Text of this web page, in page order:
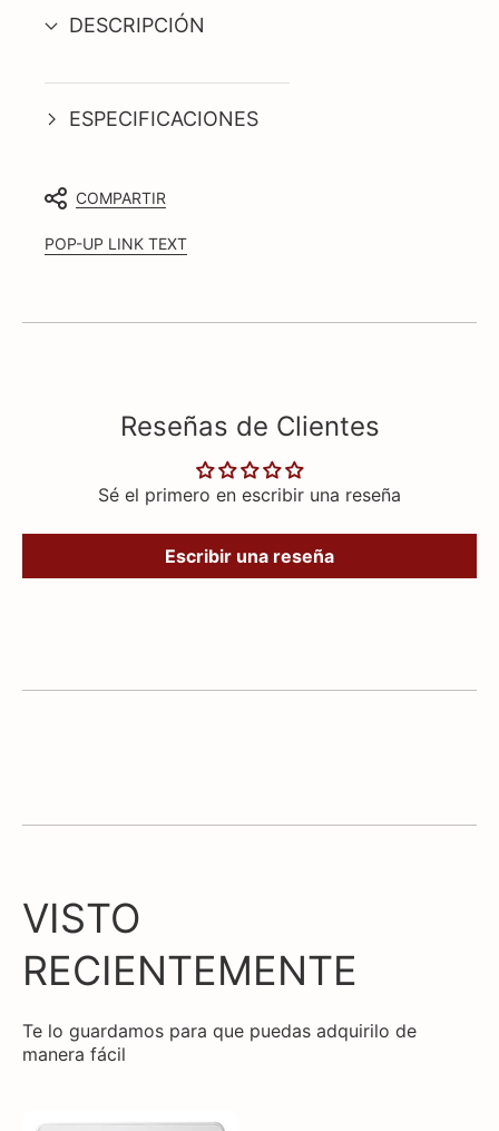
DESCRIPCIÓN
ESPECIFICACIONES
COMPARTIR
POP-UP LINK TEXT
Reseñas de Clientes
Sé el primero en escribir una reseña
Escribir una reseña
VISTO
RECIENTEMENTE
Te lo guardamos para que puedas adquirilo de
manera fácil